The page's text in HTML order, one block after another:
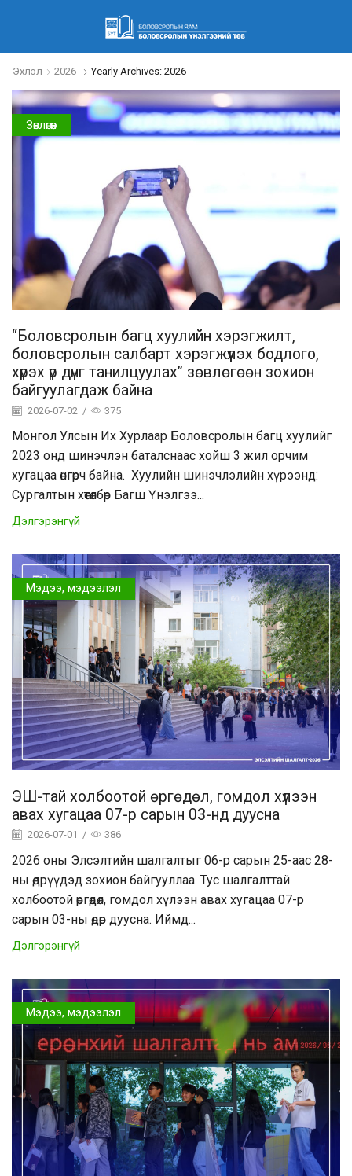
Эхлэл 2026 Yearly Archives: 2026
Зөвлөгөөн
“Боловсролын багц хуулийн хэрэгжилт,
боловсролын салбарт хэрэгжүүлэх бодлого,
хүрэх үр дүнг танилцуулах” зөвлөгөөн зохион
байгуулагдаж байна
2026-07-02 / 375
Монгол Улсын Их Хурлаар Боловсролын багц хуулийг
2023 онд шинэчлэн баталснаас хойш 3 жил орчим
хугацаа өнгөрч байна. Хуулийн шинэчлэлийн хүрээнд:
Сургалтын хөтөлбөр Багш Үнэлгээ...
Дэлгэрэнгүй
Мэдээ, мэдээлэл
ЭШ-тай холбоотой өргөдөл, гомдол хүлээн
авах хугацаа 07-р сарын 03-нд дуусна
2026-07-01 / 386
2026 оны Элсэлтийн шалгалтыг 06-р сарын 25-аас 28-
ны өдрүүдэд зохион байгууллаа. Тус шалгалттай
холбоотой өргөдөл, гомдол хүлээн авах хугацаа 07-р
сарын 03-ны өдөр дуусна. Иймд...
Дэлгэрэнгүй
Мэдээ, мэдээлэл